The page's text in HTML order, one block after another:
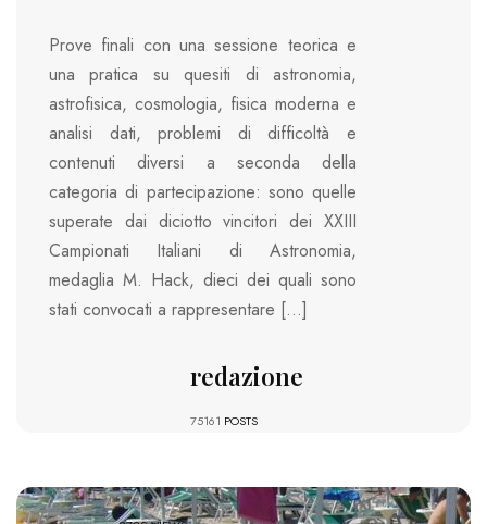
Prove finali con una sessione teorica e
una pratica su quesiti di astronomia,
astrofisica, cosmologia, fisica moderna e
analisi dati, problemi di difficoltà e
contenuti diversi a seconda della
categoria di partecipazione: sono quelle
superate dai diciotto vincitori dei XXIII
Campionati Italiani di Astronomia,
medaglia M. Hack, dieci dei quali sono
stati convocati a rappresentare […]
redazione
75161 POSTS